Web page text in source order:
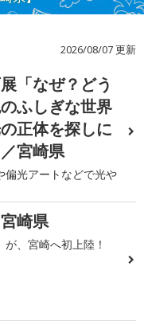
2026/08/07 更新
「なぜ？どう
ふしぎな世界
正体を探しに
宮崎県
偏光アートなどで光や
崎県
、宮崎へ初上陸！